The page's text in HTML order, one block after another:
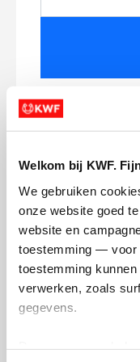
Welkom bij KWF.
We gebruiken
onze website goed
website en
toestemming — voor
toestemming
verwerken, zoals
gegevens.
Creditcard
Referentie